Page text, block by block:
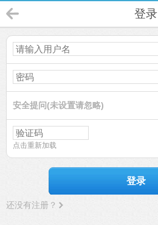
登录
安全提问(未设置请忽略)
点击重新加载
登录
还没有注册？